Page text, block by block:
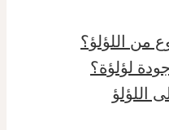
من اللؤلؤ؟
لؤلؤة؟
اللؤلؤ